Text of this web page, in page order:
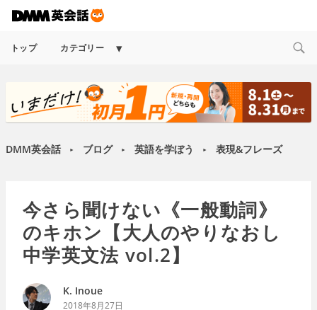
トップ カテゴリー
Expand
menu
DMM英会話 ► ブログ ► 英語を学ぼう ► 表現&フレーズ
今さら聞けない《一般動詞》
のキホン【大人のやりなおし
中学英文法 vol.2】
K. Inoue
2018年8月27日